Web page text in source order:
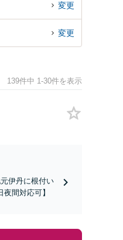
変更
変更
139件中 1-30件を表示
伊丹に根付い
間対応可】